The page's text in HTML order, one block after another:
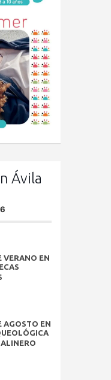
Ávila
VERANO EN
AGOSTO EN